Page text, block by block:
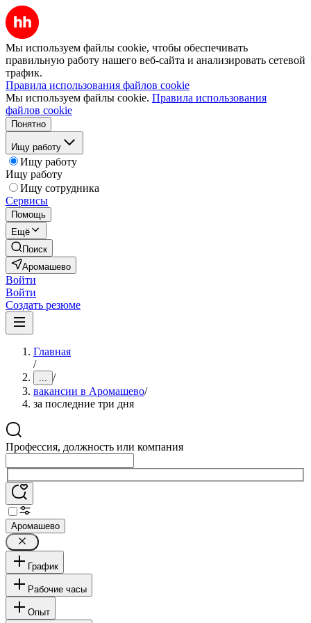
Мы используем файлы cookie, чтобы обеспечивать
правильную работу нашего веб-сайта и анализировать сетевой
трафик.
Правила использования файлов cookie
Мы используем файлы cookie. Правила использования
файлов cookie
Понятно
Ищу работу
Ищу работу
Ищу работу
Ищу сотрудника
Сервисы
Помощь
Ещё
Поиск
Аромашево
Войти
Войти
Создать резюме
Главная
/
... /
вакансии в Аромашево/
за последние три дня
Профессия, должность или компания
Аромашево
График
Рабочие часы
Опыт